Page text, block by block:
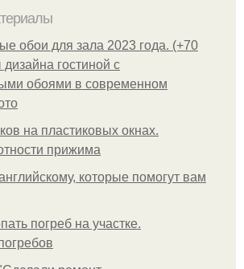
обои для зала 2023 года. (+70
гостиной с
обоями в современном
на пластиковых окнах.
прижима
которые помогут вам
погреб на участке.